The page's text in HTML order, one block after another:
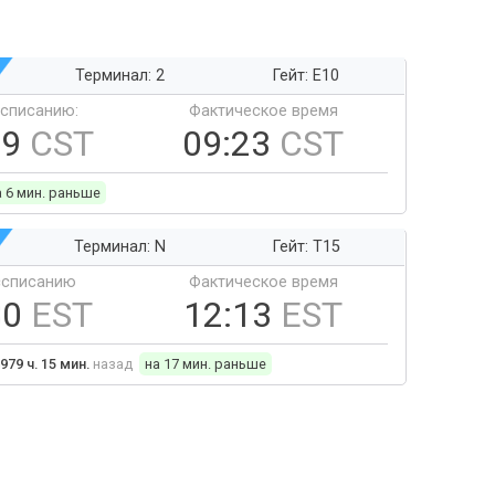
Терминал: 2
Гейт: E10
CST
Фактическое время
09:23 CST
6 мин. раньше
Терминал: N
Гейт: T15
EST
Фактическое время
12:13 EST
ч. 15 мин. назад на 17 мин. раньше